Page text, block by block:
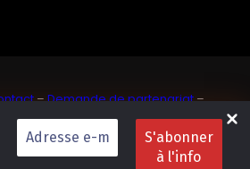
–Demande de partenariat–
de padel français
– 87 rue de Mireille – 83 150